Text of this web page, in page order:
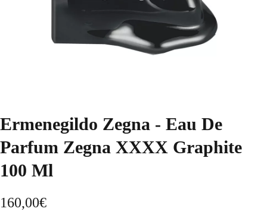
Ermenegildo Zegna - Eau De
Parfum Zegna XXXX Graphite
100 Ml
160,00€